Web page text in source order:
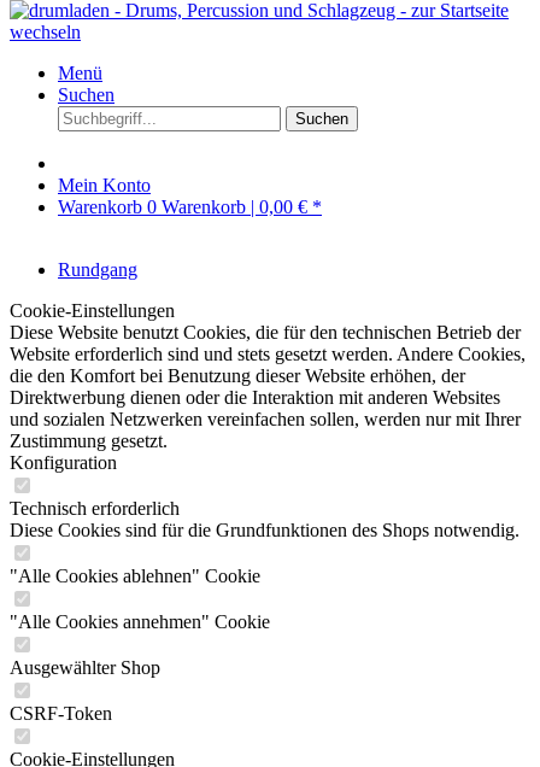
Menü
Suchen
Suchen
Mein Konto
Warenkorb 0 Warenkorb | 0,00 € *
Rundgang
Cookie-Einstellungen
Diese Website benutzt Cookies, die für den technischen Betrieb der
Website erforderlich sind und stets gesetzt werden. Andere Cookies,
die den Komfort bei Benutzung dieser Website erhöhen, der
Direktwerbung dienen oder die Interaktion mit anderen Websites
und sozialen Netzwerken vereinfachen sollen, werden nur mit Ihrer
Zustimmung gesetzt.
Konfiguration
Technisch erforderlich
Diese Cookies sind für die Grundfunktionen des Shops notwendig.
"Alle Cookies ablehnen" Cookie
"Alle Cookies annehmen" Cookie
Ausgewählter Shop
CSRF-Token
Cookie-Einstellungen